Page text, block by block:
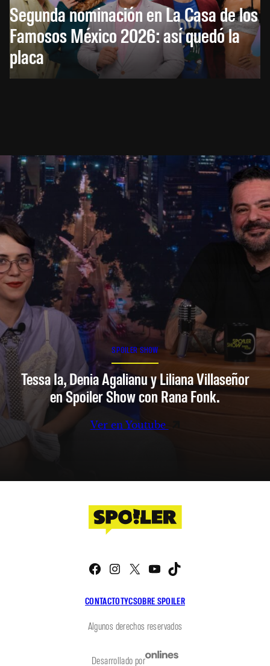
Segunda nominación en La Casa de los
Famosos México 2026: así quedó la
placa
SPOILER SHOW
Tessa Ia, Denia Agalianu y Liliana Villaseñor
en Spoiler Show con Rana Fonk.
Ver en Youtube
CONTACTOTYCSOBRE SPOILER
Facebook
Instagram
X YouTube
Algunos derechos reservados
Desarrollado por